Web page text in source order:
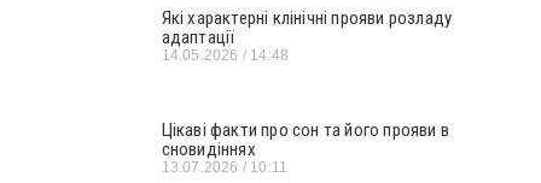
Які характерні клінічні прояви розладу
адаптації
14.05.2026 14:48
Цікаві факти про сон та його прояви в
сновидіннях
13.07.2026 10:11